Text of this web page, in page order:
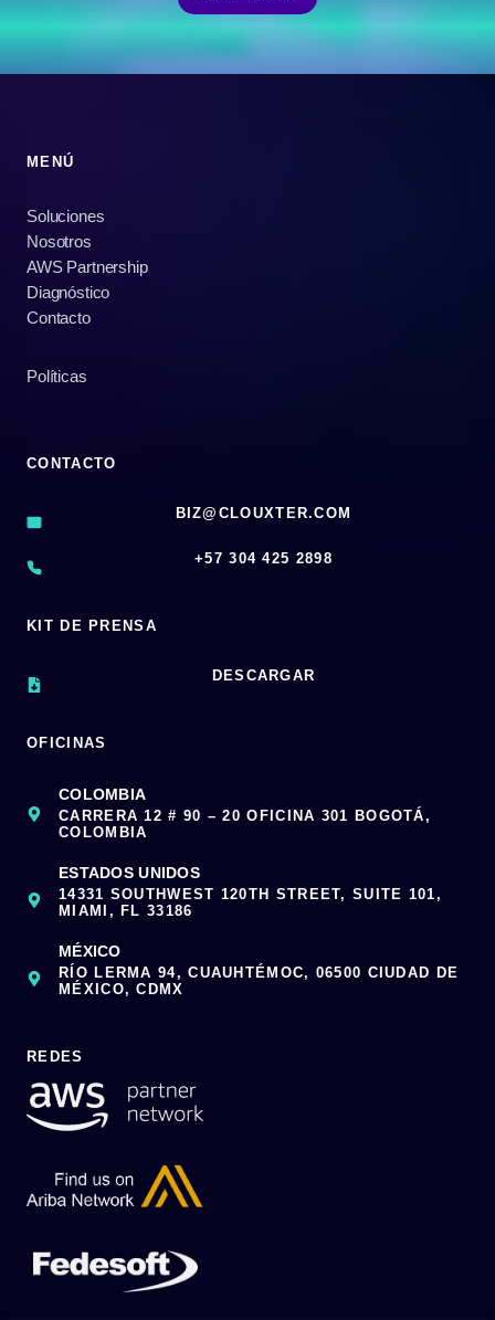
MENÚ
Soluciones
Nosotros
AWS Partnership
Diagnóstico
Contacto
Políticas
CONTACTO
BIZ@CLOUXTER.COM
‪+57 304 425 2898
KIT DE PRENSA
DESCARGAR
OFICINAS
COLOMBIA
CARRERA 12 # 90 – 20 OFICINA 301 BOGOTÁ,
COLOMBIA
ESTADOS UNIDOS
14331 SOUTHWEST 120TH STREET, SUITE 101,
MIAMI, FL 33186
MÉXICO
RÍO LERMA 94, CUAUHTÉMOC, 06500 CIUDAD DE
MÉXICO, CDMX
REDES